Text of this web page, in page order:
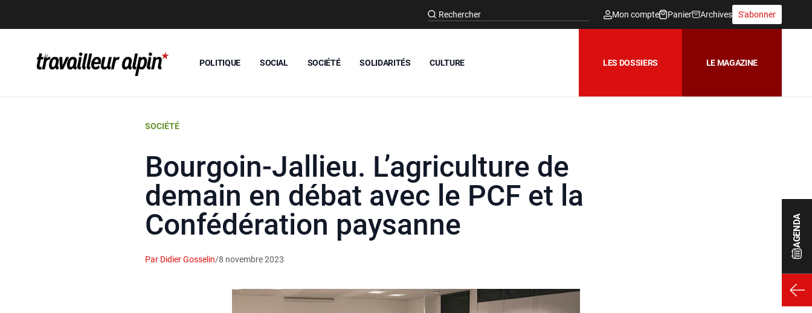
AGENDA
Mon compte Panier Archives S'abonner
POLITIQUE SOCIAL SOCIÉTÉ SOLIDARITÉS CULTURE LES DOSSIERS LE MAGAZINE
SOCIÉTÉ
Bourgoin-Jallieu. L’agriculture de
demain en débat avec le PCF et la
Confédération paysanne
Par Didier Gosselin/8 novembre 2023